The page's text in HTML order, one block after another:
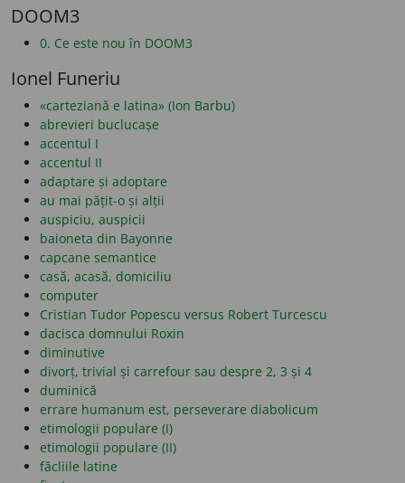
DOOM3
0. Ce este nou în DOOM3
Ionel Funeriu
«carteziană e latina» (Ion Barbu)
abrevieri buclucașe
accentul I
accentul II
adaptare și adoptare
au mai pățit-o și alții
auspiciu, auspicii
baioneta din Bayonne
capcane semantice
casă, acasă, domiciliu
computer
Cristian Tudor Popescu versus Robert Turcescu
dacisca domnului Roxin
diminutive
divorț, trivial și carrefour sau despre 2, 3 și 4
duminică
errare humanum est, perseverare diabolicum
etimologii populare (I)
etimologii populare (II)
făcliile latine